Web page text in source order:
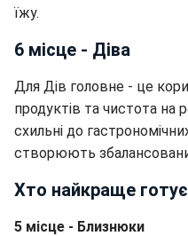
їжу.
6 місце - Діва
Для Дів головне - це
продуктів та чистота на
схильні до
створюють
Хто найкраще готує
5 місце - Близнюки